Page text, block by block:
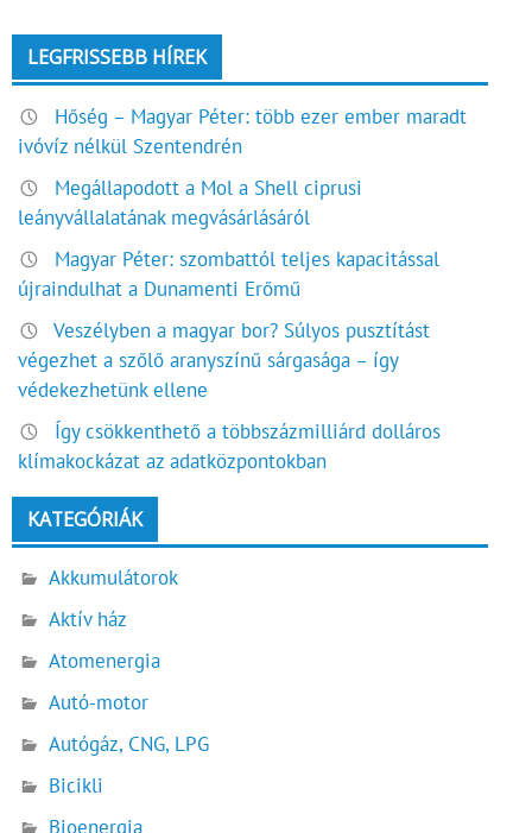
LEGFRISSEBB HÍREK
Hőség – Magyar Péter: több ezer ember maradt
ivóvíz nélkül Szentendrén
Megállapodott a Mol a Shell ciprusi
leányvállalatának megvásárlásáról
Magyar Péter: szombattól teljes kapacitással
újraindulhat a Dunamenti Erőmű
Veszélyben a magyar bor? Súlyos pusztítást
végezhet a szőlő aranyszínű sárgasága – így
védekezhetünk ellene
Így csökkenthető a többszázmilliárd dolláros
klímakockázat az adatközpontokban
KATEGÓRIÁK
Akkumulátorok
Aktív ház
Atomenergia
Autó-motor
Autógáz, CNG, LPG
Bicikli
Bioenergia